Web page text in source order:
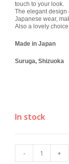
touch to your look.
The elegant design
Japanese wear,
Also a lovely
Made in Japan
Suruga, Shizuoka
In stock
- +